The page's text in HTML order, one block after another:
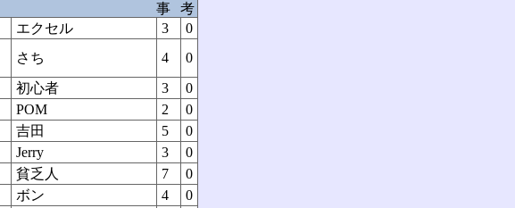
事
考
エクセル 3
0
さち 4
0
初心者 3
0
POM 2
0
吉田 5
0
Jerry 3
0
貧乏人 7
0
ボン 4
0